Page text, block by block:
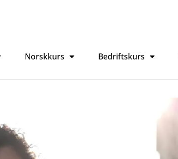
Norskkurs Bedriftskurs